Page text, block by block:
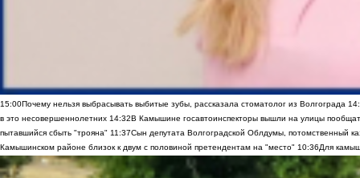
15:00Почему нельзя выбрасывать выбитые зубы, рассказала стоматолог из Волгограда
в это несовершеннолетних 14:32В Камышине госавтоинспекторы вышли на улицы
пытавшийся сбыть "трояна" 11:37Сын депутата Волгоградской Облдумы, потомственный
Камышинском районе близок к двум с половиной претендентам на "место" 10:36Для